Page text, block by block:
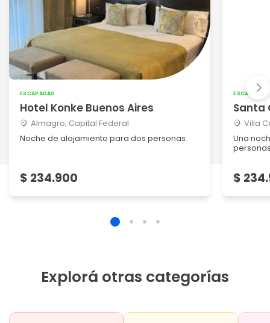
ESCAPADAS
Hotel Konke Buenos Aires
Almagro, Capital Federal
Noche de alojamiento para dos personas
$ 234.900
ESCAPADAS
Santa
Villa
Una
$
Explorá otras categorías